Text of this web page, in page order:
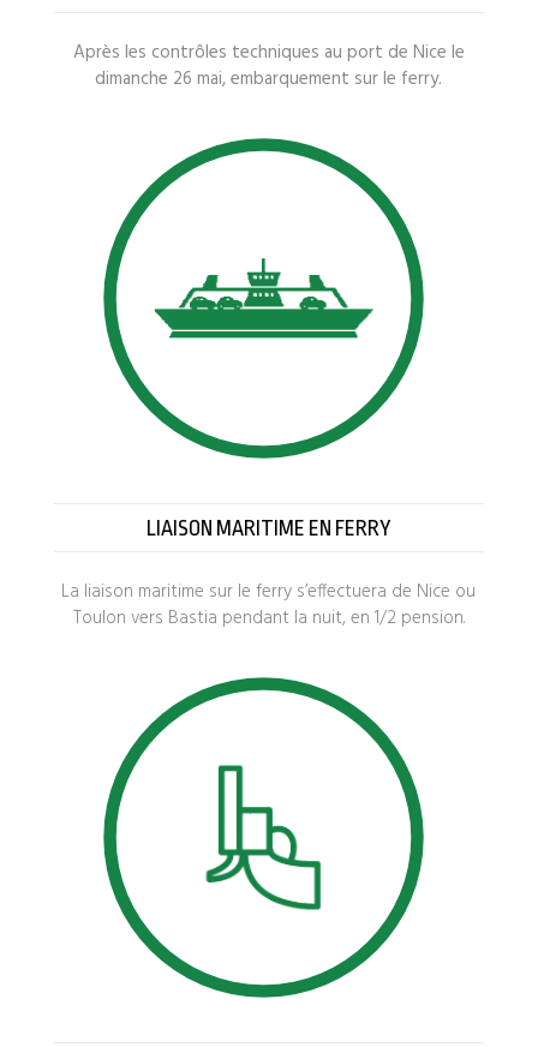
Après les contrôles techniques au port de Nice le
dimanche 26 mai, embarquement sur le ferry.
LIAISON MARITIME EN FERRY
La liaison maritime sur le ferry s’effectuera de Nice ou
Toulon vers Bastia pendant la nuit, en 1/2 pension.